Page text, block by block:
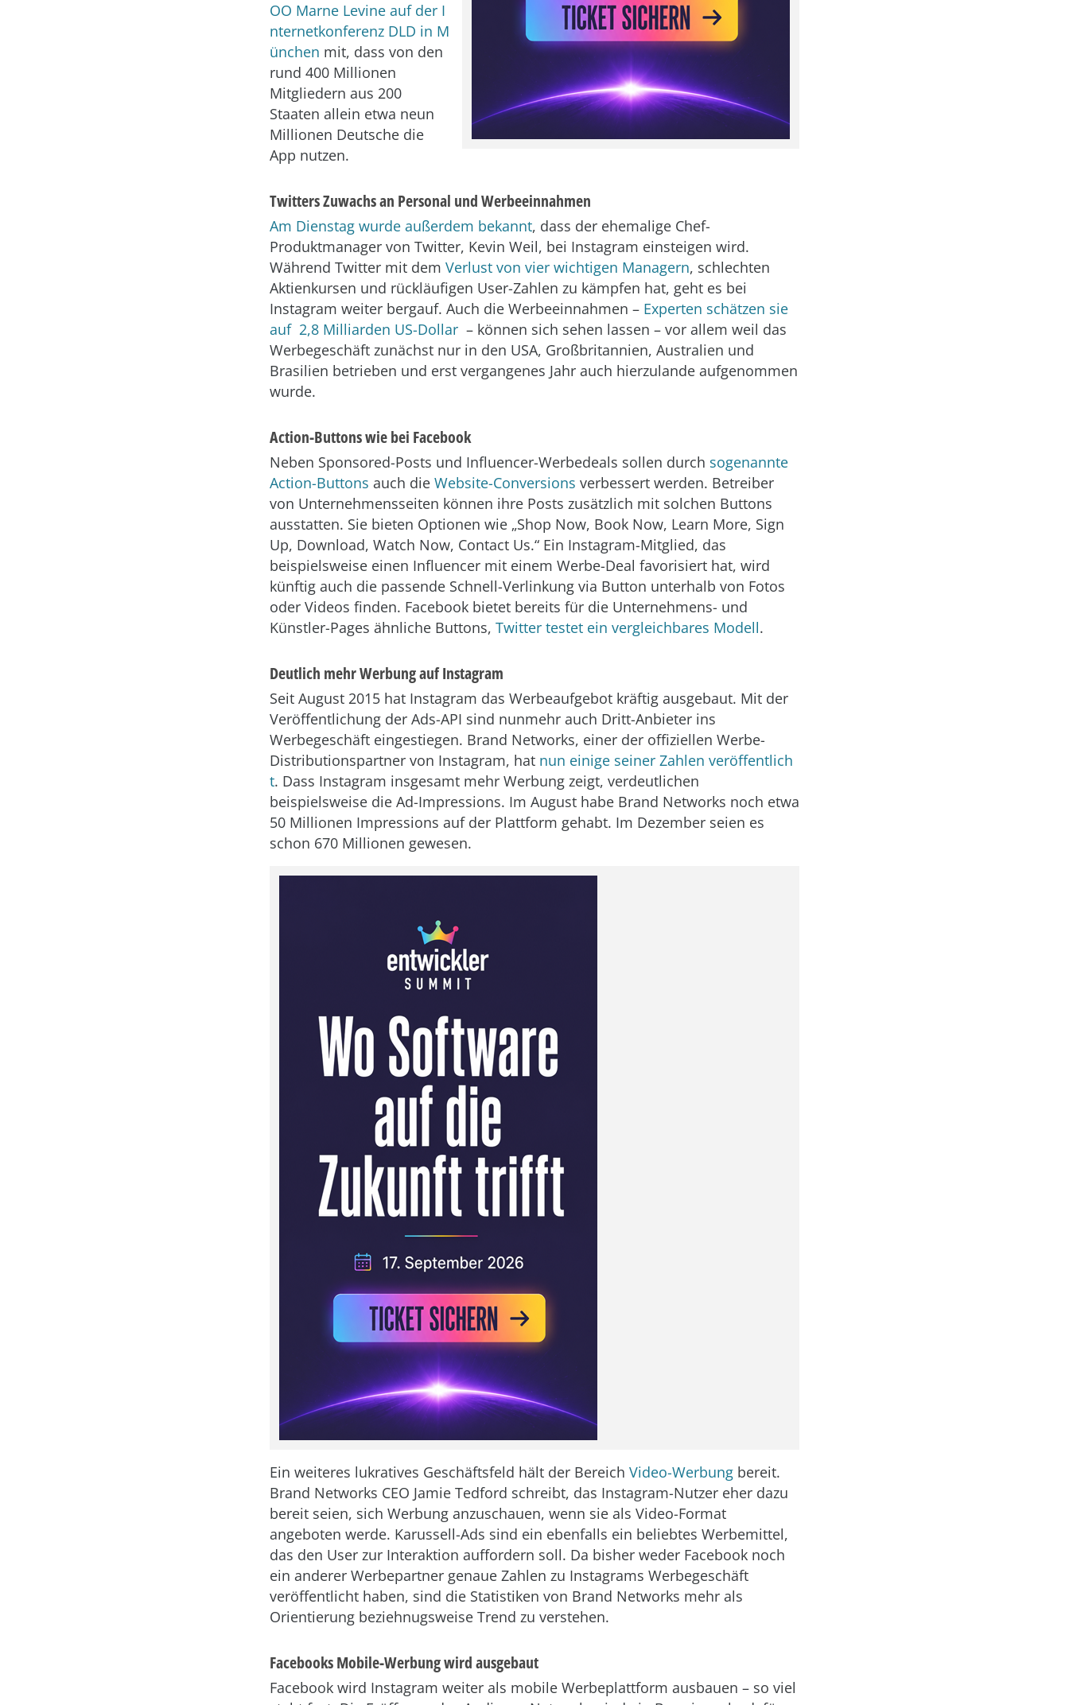
OO Marne Levine auf der I
nternetkonferenz DLD in M
ünchen mit, dass von den
rund 400 Millionen
Mitgliedern aus 200
Staaten allein etwa neun
Millionen Deutsche die
App nutzen.
Twitters Zuwachs an Personal und Werbeeinnahmen
Am Dienstag wurde außerdem bekannt, dass der ehemalige Chef-
Produktmanager von Twitter, Kevin Weil, bei Instagram einsteigen wird.
Während Twitter mit dem Verlust von vier wichtigen Managern, schlechten
Aktienkursen und rückläufigen User-Zahlen zu kämpfen hat, geht es bei
Instagram weiter bergauf. Auch die Werbeeinnahmen – Experten schätzen sie
auf 2,8 Milliarden US-Dollar – können sich sehen lassen – vor allem weil das
Werbegeschäft zunächst nur in den USA, Großbritannien, Australien und
Brasilien betrieben und erst vergangenes Jahr auch hierzulande aufgenommen
wurde.
Action-Buttons wie bei Facebook
Neben Sponsored-Posts und Influencer-Werbedeals sollen durch sogenannte
Action-Buttons auch die Website-Conversions verbessert werden. Betreiber
von Unternehmensseiten können ihre Posts zusätzlich mit solchen Buttons
ausstatten. Sie bieten Optionen wie „Shop Now, Book Now, Learn More, Sign
Up, Download, Watch Now, Contact Us.“ Ein Instagram-Mitglied, das
beispielsweise einen Influencer mit einem Werbe-Deal favorisiert hat, wird
künftig auch die passende Schnell-Verlinkung via Button unterhalb von Fotos
oder Videos finden. Facebook bietet bereits für die Unternehmens- und
Künstler-Pages ähnliche Buttons, Twitter testet ein vergleichbares Modell.
Deutlich mehr Werbung auf Instagram
Seit August 2015 hat Instagram das Werbeaufgebot kräftig ausgebaut. Mit der
Veröffentlichung der Ads-API sind nunmehr auch Dritt-Anbieter ins
Werbegeschäft eingestiegen. Brand Networks, einer der offiziellen Werbe-
Distributionspartner von Instagram, hat nun einige seiner Zahlen veröffentlich
t. Dass Instagram insgesamt mehr Werbung zeigt, verdeutlichen
beispielsweise die Ad-Impressions. Im August habe Brand Networks noch etwa
50 Millionen Impressions auf der Plattform gehabt. Im Dezember seien es
schon 670 Millionen gewesen.
Ein weiteres lukratives Geschäftsfeld hält der Bereich Video-Werbung bereit.
Brand Networks CEO Jamie Tedford schreibt, das Instagram-Nutzer eher dazu
bereit seien, sich Werbung anzuschauen, wenn sie als Video-Format
angeboten werde. Karussell-Ads sind ein ebenfalls ein beliebtes Werbemittel,
das den User zur Interaktion auffordern soll. Da bisher weder Facebook noch
ein anderer Werbepartner genaue Zahlen zu Instagrams Werbegeschäft
veröffentlicht haben, sind die Statistiken von Brand Networks mehr als
Orientierung beziehnugsweise Trend zu verstehen.
Facebooks Mobile-Werbung wird ausgebaut
Facebook wird Instagram weiter als mobile Werbeplattform ausbauen – so viel